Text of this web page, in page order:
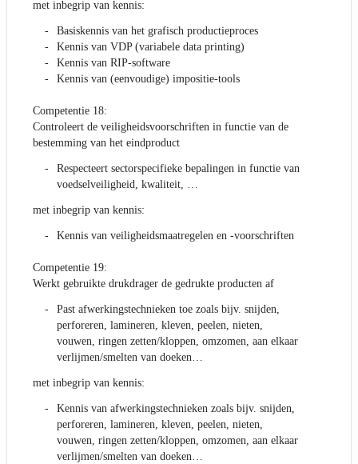
met inbegrip van kennis:
Basiskennis van het grafisch productieproces
Kennis van VDP (variabele data printing)
Kennis van RIP-software
Kennis van (eenvoudige) impositie-tools
Competentie 18:
Controleert de veiligheidsvoorschriften in functie van de
bestemming van het eindproduct
Respecteert sectorspecifieke bepalingen in functie van
voedselveiligheid, kwaliteit, …
met inbegrip van kennis:
Kennis van veiligheidsmaatregelen en -voorschriften
Competentie 19:
Werkt gebruikte drukdrager de gedrukte producten af
Past afwerkingstechnieken toe zoals bijv. snijden,
perforeren, lamineren, kleven, peelen, nieten,
vouwen, ringen zetten/kloppen, omzomen, aan elkaar
verlijmen/smelten van doeken…
met inbegrip van kennis:
Kennis van afwerkingstechnieken zoals bijv. snijden,
perforeren, lamineren, kleven, peelen, nieten,
vouwen, ringen zetten/kloppen, omzomen, aan elkaar
verlijmen/smelten van doeken…